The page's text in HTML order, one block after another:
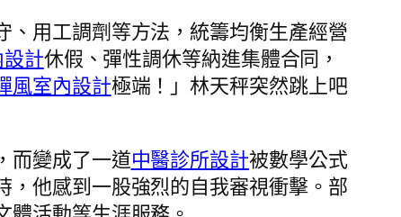
、用工調劑等方法，統籌均衡生產經營
計休假、彈性調休等納進集體合同，
風室內設計極端！」林天秤突然跳上吧
而變成了一道中醫診所設計被數學公式
他感到一股強烈的自我審視衝擊。部